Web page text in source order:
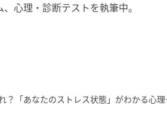
心理・診断テストを執筆中。
？「あなたのストレス状態」がわかる心理